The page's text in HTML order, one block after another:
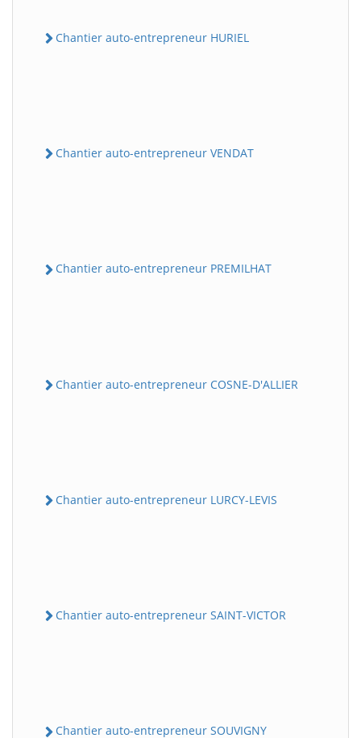
Chantier auto-entrepreneur HURIEL
Chantier auto-entrepreneur VENDAT
Chantier auto-entrepreneur PREMILHAT
Chantier auto-entrepreneur COSNE-D'ALLIER
Chantier auto-entrepreneur LURCY-LEVIS
Chantier auto-entrepreneur SAINT-VICTOR
Chantier auto-entrepreneur SOUVIGNY